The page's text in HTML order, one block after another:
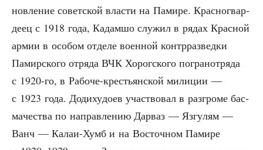
нов­ле­ние совет­ской вла­сти на Пами­ре. Крас­но­гвар­
де­ец с 1918 года, Кадам­шо слу­жил в рядах Крас­ной
армии в осо­бом отде­ле воен­ной контр­раз­вед­ки
Памир­ско­го отря­да ВЧК Хорог­ско­го погра­нот­ря­да
с 1920-го, в Рабо­че-кре­стьян­ской мили­ции —
с 1923 года. Доди­ху­до­ев участ­во­вал в раз­гро­ме бас­
ма­че­ства по направ­ле­нию Дар­ваз — Язгу­лям —
Ванч — Калаи-Хумб и на Восточ­ном Пами­ре